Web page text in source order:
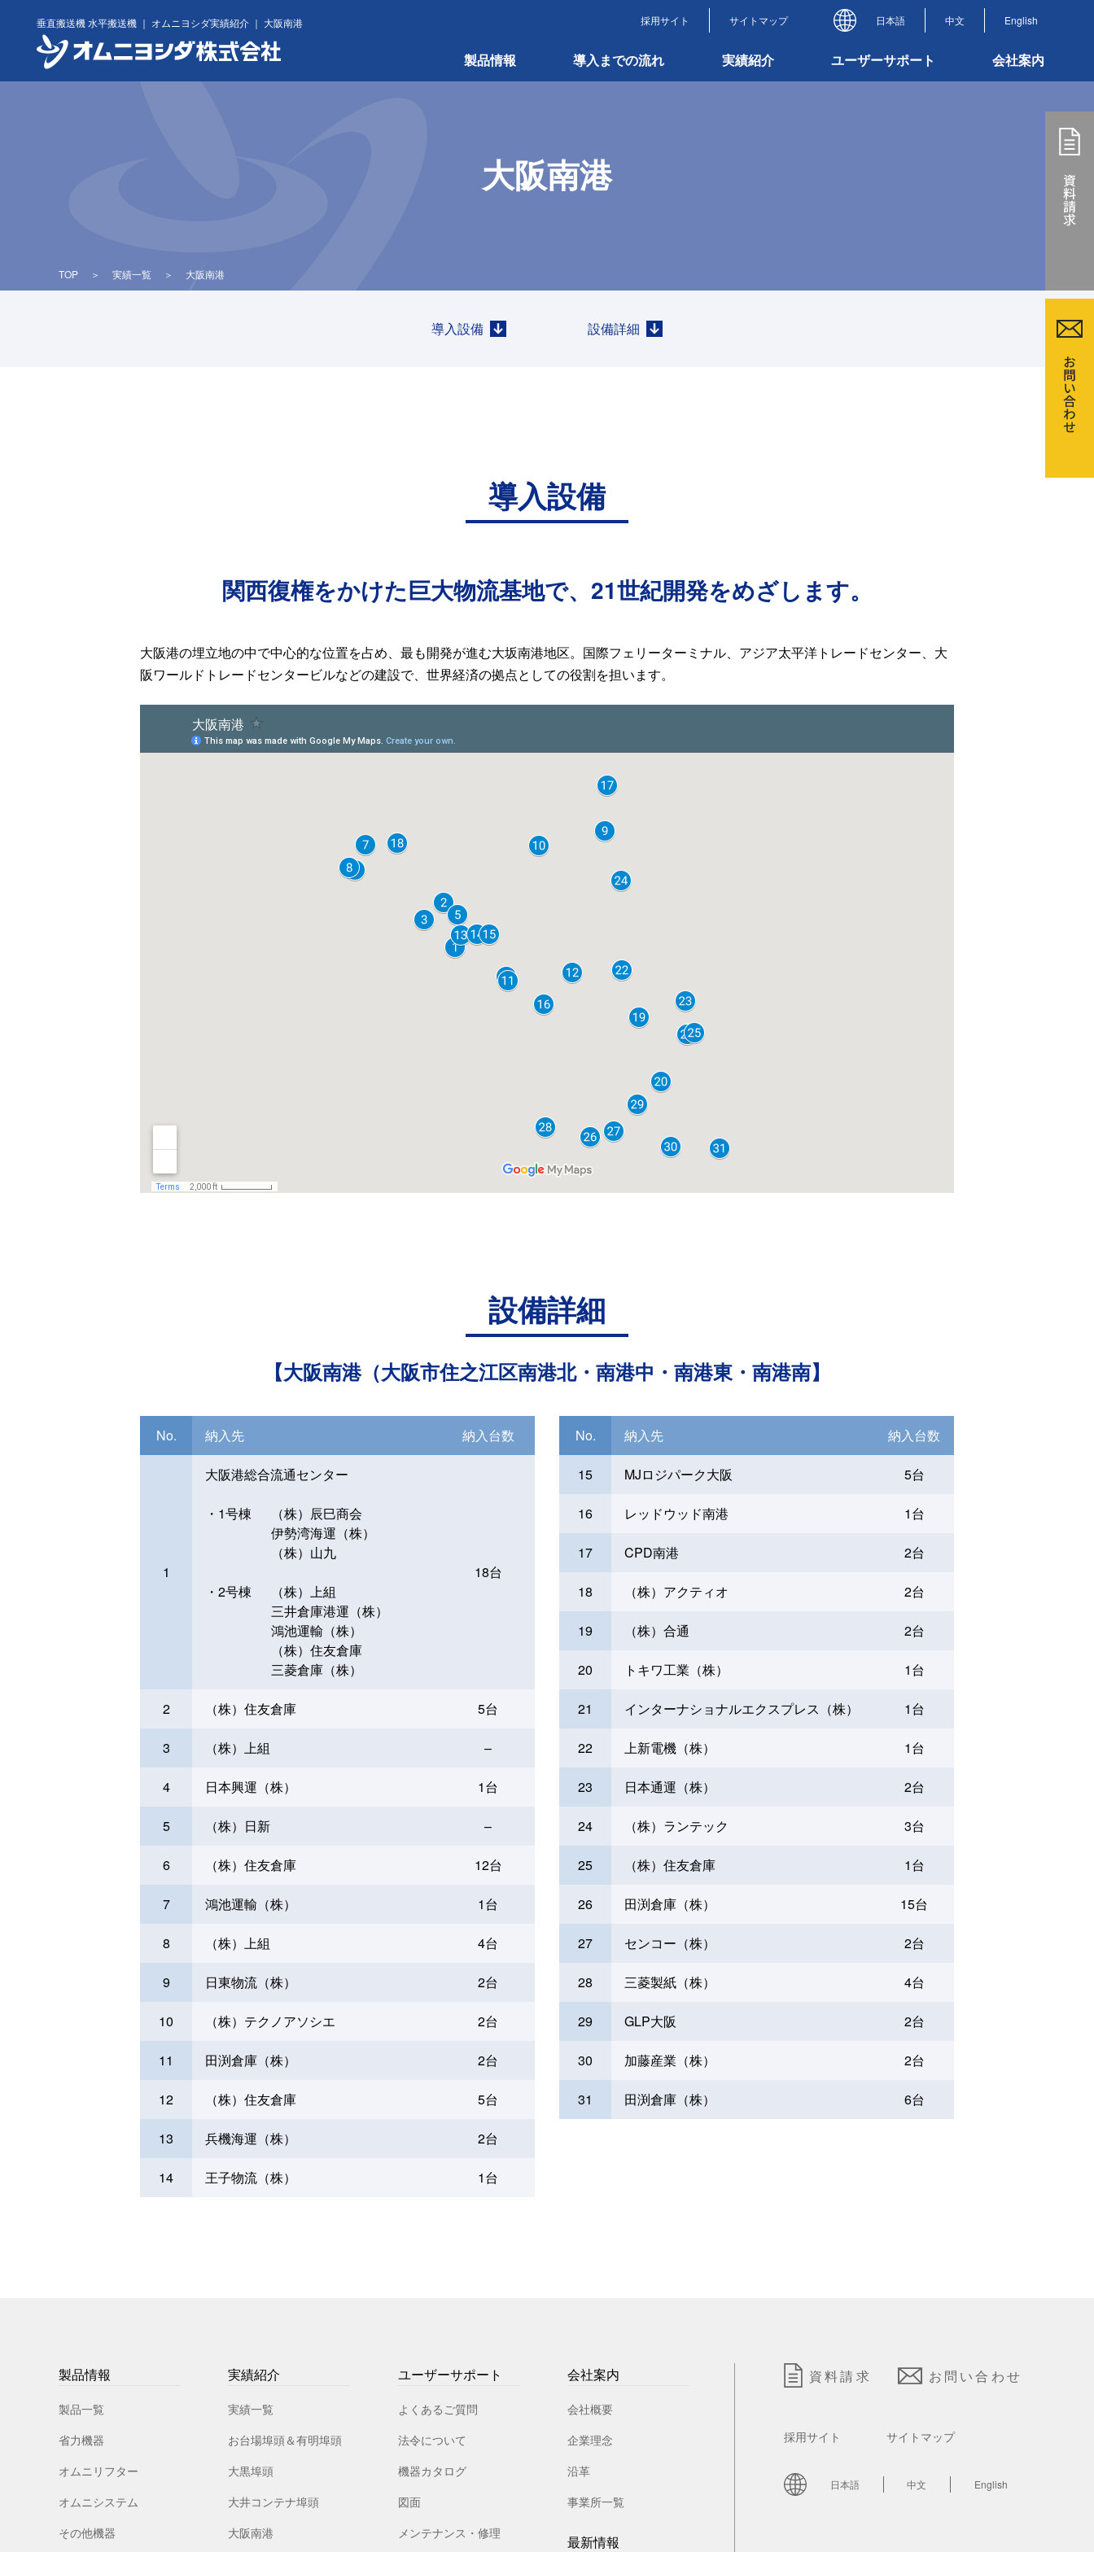
content
垂直搬送機 水平搬送機 ｜ オムニヨシダ実績紹介 ｜ 大阪南港
製品情報 導入までの流れ 実績紹介 ユーザーサポート 会社案内
採用サイト サイトマップ 日本語 中文 English
大阪南港
TOP ＞ 実績一覧 ＞ 大阪南港
導入設備 設備詳細
導入設備
関西復権をかけた巨大物流基地で、21世紀開発をめざします。
大阪港の埋立地の中で中心的な位置を占め、最も開発が進む大坂南港地区。国際フェリーターミナル、アジア太平洋トレードセンター、大
阪ワールドトレードセンタービルなどの建設で、世界経済の拠点としての役割を担います。
設備詳細
【大阪南港（大阪市住之江区南港北・南港中・南港東・南港南】
No. 納入先 納入台数
1
大阪港総合流通センター
・1号棟
（株）辰巳商会
伊勢湾海運（株）
（株）山九
・2号棟
（株）上組
三井倉庫港運（株）
鴻池運輸（株）
（株）住友倉庫
三菱倉庫（株）
18台
2 （株）住友倉庫 5台
3 （株）上組 –
4 日本興運（株） 1台
5 （株）日新 –
6 （株）住友倉庫 12台
7 鴻池運輸（株） 1台
8 （株）上組 4台
9 日東物流（株） 2台
10 （株）テクノアソシエ 2台
11 田渕倉庫（株） 2台
12 （株）住友倉庫 5台
13 兵機海運（株） 2台
14 王子物流（株） 1台
No. 納入先 納入台数
15 MJロジパーク大阪 5台
16 レッドウッド南港 1台
17 CPD南港 2台
18 （株）アクティオ 2台
19 （株）合通 2台
20 トキワ工業（株） 1台
21 インターナショナルエクスプレス（株） 1台
22 上新電機（株） 1台
23 日本通運（株） 2台
24 （株）ランテック 3台
25 （株）住友倉庫 1台
26 田渕倉庫（株） 15台
27 センコー（株） 2台
28 三菱製紙（株） 4台
29 GLP大阪 2台
30 加藤産業（株） 2台
31 田渕倉庫（株） 6台
製品情報
製品一覧
省力機器
オムニリフター
オムニシステム
その他機器
実績紹介
実績一覧
お台場埠頭＆有明埠頭
大黒埠頭
大井コンテナ埠頭
大阪南港
ユーザーサポート
よくあるご質問
法令について
機器カタログ
図面
メンテナンス・修理
会社案内
会社概要
企業理念
沿革
事業所一覧
最新情報
資料請求 お問い合わせ
採用サイト サイトマップ
日本語 中文 English